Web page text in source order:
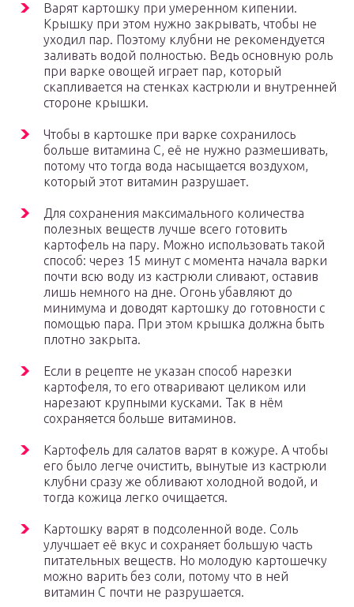
Варят картошку при умеренном кипении.
Крышку при этом нужно закрывать, чтобы не
уходил пар. Поэтому клубни не рекомендуется
заливать водой полностью. Ведь основную роль
при варке овощей играет пар, который
скапливается на стенках кастрюли и внутренней
стороне крышки.
Чтобы в картошке при варке сохранилось
больше витамина C, её не нужно размешивать,
потому что тогда вода насыщается воздухом,
который этот витамин разрушает.
Для сохранения максимального количества
полезных веществ лучше всего готовить
картофель на пару. Можно использовать такой
способ: через 15 минут с момента начала варки
почти всю воду из кастрюли сливают, оставив
лишь немного на дне. Огонь убавляют до
минимума и доводят картошку до готовности с
помощью пара. При этом крышка должна быть
плотно закрыта.
Если в рецепте не указан способ нарезки
картофеля, то его отваривают целиком или
нарезают крупными кусками. Так в нём
сохраняется больше витаминов.
Картофель для салатов варят в кожуре. А чтобы
его было легче очистить, вынутые из кастрюли
клубни сразу же обливают холодной водой, и
тогда кожица легко очищается.
Картошку варят в подсоленной воде. Соль
улучшает её вкус и сохраняет большую часть
питательных веществ. Но молодую картошечку
можно варить без соли, потому что в ней
витамин C почти не разрушается.